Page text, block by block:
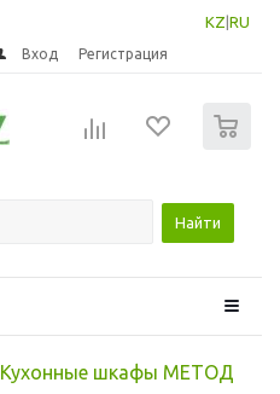
KZ RU
Вход Регистрация
Найти
Кухонные шкафы МЕТОД